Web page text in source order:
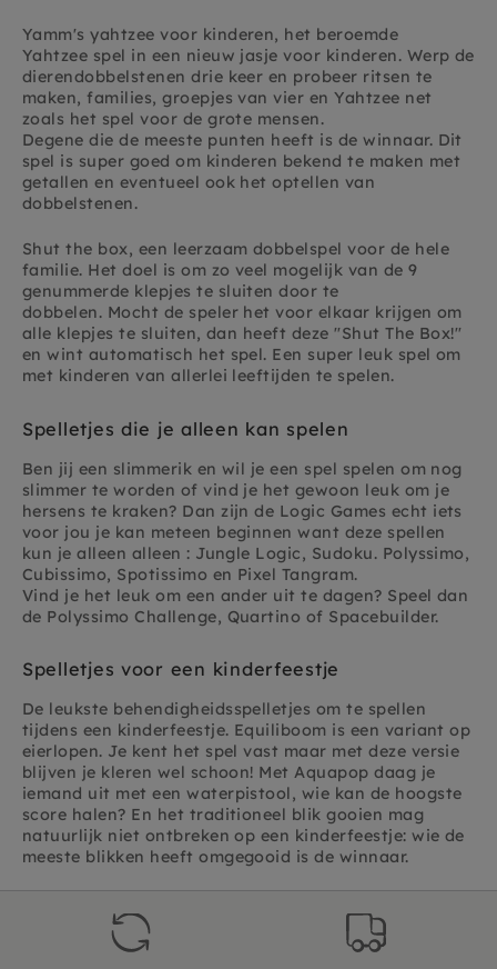
Yamm's yahtzee voor kinderen, het beroemde
Yahtzee spel in een nieuw jasje voor kinderen. Werp de
dierendobbelstenen drie keer en probeer ritsen te
maken, families, groepjes van vier en Yahtzee net
zoals het spel voor de grote mensen.
Degene die de meeste punten heeft is de winnaar. Dit
spel is super goed om kinderen bekend te maken met
getallen en eventueel ook het optellen van
dobbelstenen.
Shut the box, een leerzaam dobbelspel voor de hele
familie. Het doel is om zo veel mogelijk van de 9
genummerde klepjes te sluiten door te
dobbelen. Mocht de speler het voor elkaar krijgen om
alle klepjes te sluiten, dan heeft deze "Shut The Box!"
en wint automatisch het spel. Een super leuk spel om
met kinderen van allerlei leeftijden te spelen.
Spelletjes die je alleen kan spelen
Ben jij een slimmerik en wil je een spel spelen om nog
slimmer te worden of vind je het gewoon leuk om je
hersens te kraken? Dan zijn de Logic Games echt iets
voor jou je kan meteen beginnen want deze spellen
kun je alleen alleen : Jungle Logic, Sudoku. Polyssimo,
Cubissimo, Spotissimo en Pixel Tangram.
Vind je het leuk om een ander uit te dagen? Speel dan
de Polyssimo Challenge, Quartino of Spacebuilder.
Spelletjes voor een kinderfeestje
De leukste behendigheidsspelletjes om te spellen
tijdens een kinderfeestje. Equiliboom is een variant op
eierlopen. Je kent het spel vast maar met deze versie
blijven je kleren wel schoon! Met Aquapop daag je
iemand uit met een waterpistool, wie kan de hoogste
score halen? En het traditioneel blik gooien mag
natuurlijk niet ontbreken op een kinderfeestje: wie de
meeste blikken heeft omgegooid is de winnaar.